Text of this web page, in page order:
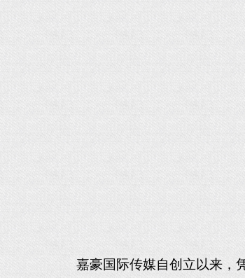
嘉豪国际传媒自创立以来，